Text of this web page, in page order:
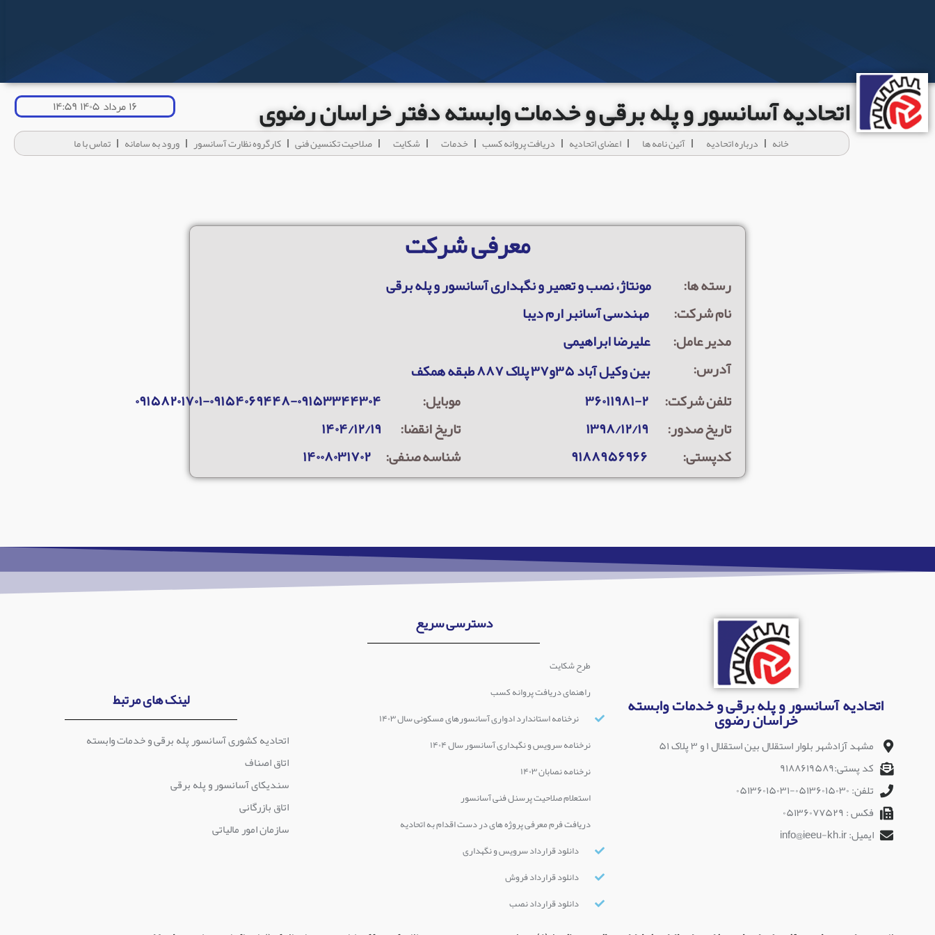
اتحادیه آسانسور و پله برقی و خدمات وابسته دفتر خراسان رضوی ۱۶ مرداد ۱۴۰۵ ۱۴:۵۹
خانه درباره اتحادیه آئين نامه ها اعضای اتحادیه دریافت پروانه کسب خدمات شکایت صلاحیت تکنسین فنی کارگروه نظارت آسانسور ورود به سامانه تماس با ما
معرفی شرکت
رسته ها:
مونتاژ، نصب و تعمیر و نگهداری آسانسور و پله برقی
نام شرکت:
مهندسی آسانبر ارم دیبا
مدیر عامل:
علیرضا ابراهیمی
آدرس:
بین وکیل آباد ۳۵و۳۷ پلاک ۸۸۷ طبقه همکف
تلفن شرکت:
۳۶۰۱۱۹۸۱-۲ موبایل:
۰۹۱۵۸۲۰۱۷۰۱-۰۹۱۵۴۰۶۹۴۴۸-۰۹۱۵۳۳۴۴۳۰۴
تاریخ صدور:
۱۳۹۸/۱۲/۱۹ تاریخ انقضا:
۱۴۰۴/۱۲/۱۹
کدپستی:
۹۱۸۸۹۵۶۹۶۶ شناسه صنفی: ۱۴۰۰۸۰۳۱۷۰۲
اتحادیه آسانسور و پله برقی و خدمات وابسته
خراسان رضوی
مشهد آزادشهر بلوار استقلال بین استقلال ۱ و ۳ پلاک ۵۱
کد پستی:۹۱۸۸۶۱۹۵۸۹
تلفن: ۰۵۱۳۶۰۱۵۰۳۰-۰۵۱۳۶۰۱۵۰۳۱
فکس : ۰۵۱۳۶۰۷۷۵۲۹
ایمیل: info@ieeu-kh.ir
دسترسی سریع
طرح شکایت
راهنمای دریافت پروانه کسب
نرخنامه استاندارد ادواری آسانسورهای مسکونی سال ۱۴۰۳
نرخنامه سرویس و نگهداری آسانسور سال ۱۴۰۴
نرخنامه نصابان ۱۴۰۳
استعلام صلاحیت پرسنل فنی آسانسور
دریافت فرم معرفی پروژه های در دست اقدام به اتحادیه
دانلود قرارداد سرویس و نگهداری
دانلود قرارداد فروش
دانلود قرارداد نصب
لینک های مرتبط
اتحادیه کشوری آسانسور پله برقی و خدمات وابسته
اتاق اصناف
سندیکای آسانسور و پله برقی
اتاق بازرگانی
سازمان امور مالیاتی